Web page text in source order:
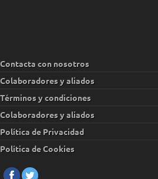
Contacta con nosotros
Colaboradores y aliados
Términos y condiciones
Colaboradores y aliados
Política de Privacidad
Política de Cookies